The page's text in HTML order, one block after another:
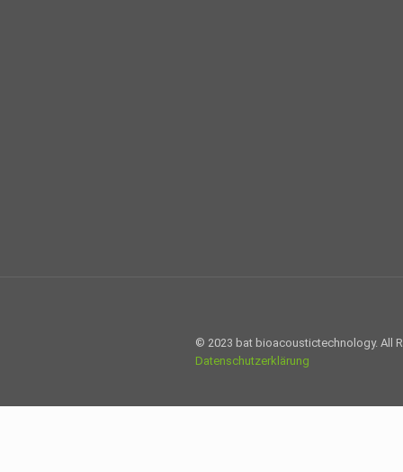
© 2023 bat bioacoustictechnology. All
Datenschutzerklärung